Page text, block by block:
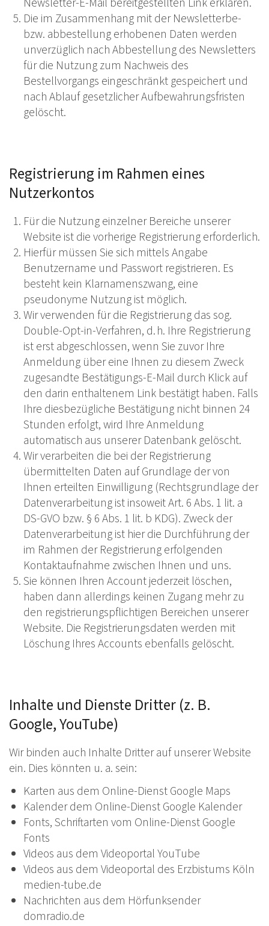
Die im Zusammenhang mit der Newsletterbe-
bzw. abbestellung erhobenen Daten werden
unverzüglich nach Abbestellung des Newsletters
für die Nutzung zum Nachweis des
Bestellvorgangs eingeschränkt gespeichert und
nach Ablauf gesetzlicher Aufbewahrungsfristen
gelöscht.
Registrierung im Rahmen eines
Nutzerkontos
Für die Nutzung einzelner Bereiche unserer
Website ist die vorherige Registrierung erforderlich.
Hierfür müssen Sie sich mittels Angabe
Benutzername und Passwort registrieren. Es
besteht kein Klarnamenszwang, eine
pseudonyme Nutzung ist möglich.
Wir verwenden für die Registrierung das sog.
Double-Opt-in-Verfahren, d. h. Ihre Registrierung
ist erst abgeschlossen, wenn Sie zuvor Ihre
Anmeldung über eine Ihnen zu diesem Zweck
zugesandte Bestätigungs-E-Mail durch Klick auf
den darin enthaltenem Link bestätigt haben. Falls
Ihre diesbezügliche Bestätigung nicht binnen 24
Stunden erfolgt, wird Ihre Anmeldung
automatisch aus unserer Datenbank gelöscht.
Wir verarbeiten die bei der Registrierung
übermittelten Daten auf Grundlage der von
Ihnen erteilten Einwilligung (Rechtsgrundlage der
Datenverarbeitung ist insoweit Art. 6 Abs. 1 lit. a
DS-GVO bzw. § 6 Abs. 1 lit. b KDG). Zweck der
Datenverarbeitung ist hier die Durchführung der
im Rahmen der Registrierung erfolgenden
Kontaktaufnahme zwischen Ihnen und uns.
Sie können Ihren Account jederzeit löschen,
haben dann allerdings keinen Zugang mehr zu
den registrierungspflichtigen Bereichen unserer
Website. Die Registrierungsdaten werden mit
Löschung Ihres Accounts ebenfalls gelöscht.
Inhalte und Dienste Dritter (z. B.
Google, YouTube)
Wir binden auch Inhalte Dritter auf unserer Website
ein. Dies könnten u. a. sein:
Karten aus dem Online-Dienst Google Maps
Kalender dem Online-Dienst Google Kalender
Fonts, Schriftarten vom Online-Dienst Google
Fonts
Videos aus dem Videoportal YouTube
Videos aus dem Videoportal des Erzbistums Köln
medien-tube.de
Nachrichten aus dem Hörfunksender
domradio.de